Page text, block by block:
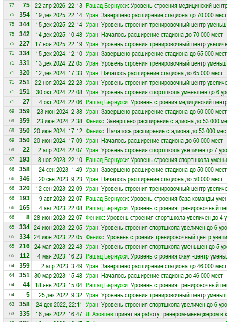
77 75 22 апр 2026, 22:13 Рашад Бернусси: Уровень строения медицинский
75 354 19 дек 2025, 22:14 Уран: Завершено расширение стадиона до 70 000 мест
75 344 15 дек 2025, 22:14 Уран: Уровень строения тренировочный центр
75 342 14 дек 2025, 10:48 Уран: Началось расширение стадиона до 70 000 мест
75 227 17 ноя 2025, 22:19 Уран: Уровень строения тренировочный центр
71 334 15 дек 2024, 12:10 Уран: Завершено расширение стадиона до 65 000 мест
71 331 13 дек 2024, 22:05 Уран: Уровень строения тренировочный центр
71 320 12 дек 2024, 17:33 Уран: Началось расширение стадиона до 65 000 мест
71 251 22 ноя 2024, 22:23 Уран: Уровень строения тренировочный центр
71 151 30 окт 2024, 22:08 Уран: Уровень строения спортшкола уменьшен до 6
71 27 4 окт 2024, 22:06 Рашад Бернусси: Уровень строения медицинский
69 359 23 июн 2024, 2:38 Уран: Завершено расширение стадиона до 60 000 мест
69 359 23 июн 2024, 2:38 Феникс: Завершено расширение стадиона до 53 000
69 350 20 июн 2024, 17:12 Феникс: Началось расширение стадиона до 53 000
69 350 20 июн 2024, 17:09 Уран: Началось расширение стадиона до 60 000 мест
69 22 2 апр 2024, 22:07 Уран: Уровень строения спортшкола увеличен до 7
67 193 8 ноя 2023, 22:10 Рашад Бернусси: Уровень строения спортшкола
66 358 24 сен 2023, 1:49 Уран: Завершено расширение стадиона до 50 000 мест
66 346 20 сен 2023, 9:23 Уран: Началось расширение стадиона до 50 000 мест
66 320 12 сен 2023, 22:09 Уран: Уровень строения тренировочный центр
66 193 9 авг 2023, 22:07 Рашад Бернусси: Уровень строения база команды
66 165 4 авг 2023, 22:08 Рашад Бернусси: Уровень строения тренировочный
66 8 28 июн 2023, 22:07 Феникс: Уровень строения спортшкола увеличен до 4
65 334 24 июн 2023, 22:05 Уран: Уровень строения спортшкола увеличен до 6
65 334 24 июн 2023, 22:05 Феникс: Уровень строения тренировочный центр
65 216 24 мая 2023, 22:43 Уран: Уровень строения спортшкола уменьшен до 5
65 112 4 мая 2023, 16:23 Рашад Бернусси: Уровень строения скаут-центр
64 359 2 апр 2023, 3:49 Уран: Завершено расширение стадиона до 46 000 мест
64 351 30 мар 2023, 15:48 Уран: Началось расширение стадиона до 46 000 мест
64 44 18 янв 2023, 15:04 Рашад Бернусси: Уровень строения тренировочный
64 5 25 дек 2022, 9:32 Уран: Уровень строения тренировочный центр
63 358 24 дек 2022, 22:11 Уран: Уровень строения спортшкола увеличен до 6
63 335 16 дек 2022, 16:47 Д. Азовцевпринят на работу тренером-менеджером в